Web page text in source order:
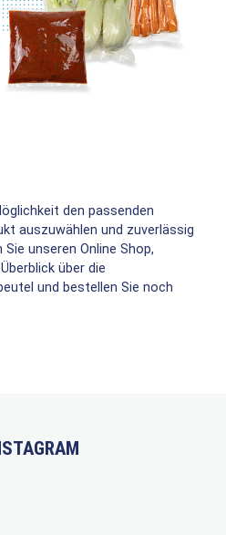
den passenden
auszuwählen und zuverlässig
unseren Online Shop,
über die
und bestellen Sie noch